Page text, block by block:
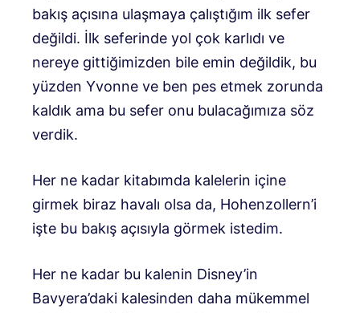
bakış açısına ulaşmaya çalıştığım ilk sefer
değildi. İlk seferinde yol çok karlıdı ve
nereye gittiğimizden bile emin değildik, bu
yüzden Yvonne ve ben pes etmek zorunda
kaldık ama bu sefer onu bulacağımıza söz
verdik.
Her ne kadar kitabımda kalelerin içine
girmek biraz havalı olsa da, Hohenzollern’i
işte bu bakış açısıyla görmek istedim.
Her ne kadar bu kalenin Disney’in
Bavyera’daki kalesinden daha mükemmel